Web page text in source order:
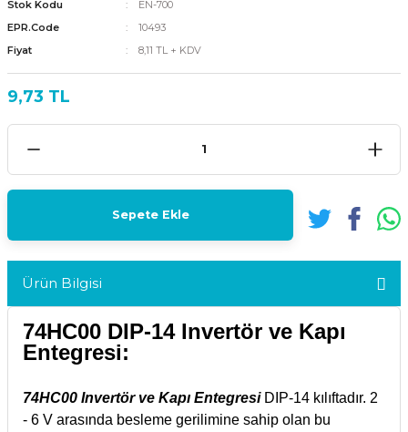
Stok Kodu
EN-700
EPR.Code
10493
Fiyat
8,11 TL + KDV
9,73 TL
Sepete Ekle
Ürün Bilgisi
74HC00 DIP-14 Invertör ve Kapı
Entegresi:
74HC00 Invertör ve Kapı EntegresiDIP-14 kılıftadır. 2
- 6 V arasında besleme gerilimine sahip olan bu